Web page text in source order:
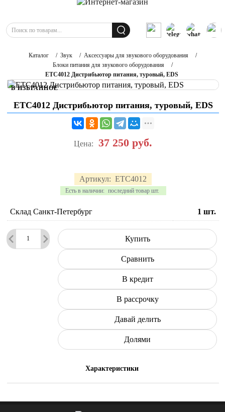
Каталог / Звук / Аксессуары для звукового оборудования
/
Блоки питания для звукового оборудования
/
ETС4012 Дистрибьютор питания, туровый, EDS
В ИЗБРАННОЕ
ETС4012 Дистрибьютор питания, туровый, EDS
Артикул: ETС4012
Есть в наличии: последний товар шт.
Цена: 37 250 руб.
Склад Санкт-Петербург 1 шт.
Купить
Сравнить
В кредит
В рассрочку
Давай делить
Долями
Характеристики